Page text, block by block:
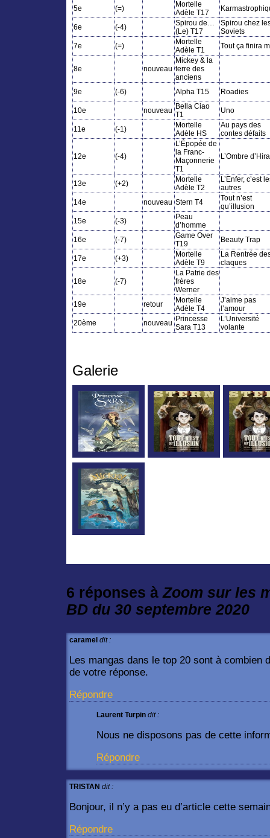
5e (=)
Mortelle
Adèle T17
6e (-4)
Spirou de…
(Le) T17
Spirou chez
Soviets
7e
(=)
Mortelle
Adèle T1
Tout ça finira
8e nouveau
Mickey & la
terre des
anciens
9e
(-6) Alpha T15 Roadies
10e nouveau Bella Ciao
T1
Uno
11e (-1)
Mortelle
Adèle HS
Au pays des
contes défaits
12e (-4)
L’Épopée de
la Franc-
Maçonnerie
T1
L’Ombre
13e (+2)
Mortelle
Adèle T2
L’Enfer, c’est
autres
14e
nouveau Stern T4
Tout n’est
qu’illusion
15e
(-3)
Peau
d’homme
16e
(-7)
Game Over
T19
Beauty Trap
17e (+3)
Mortelle
Adèle T9
La Rentrée
claques
18e (-7)
La Patrie des
frères
Werner
19e
retour
Mortelle
Adèle T4
J’aime pas
l’amour
20ème
nouveau Princesse
Sara T13
L’Université
volante
Galerie
6 réponses àZoom sur les
BD du 30 septembre 2020
caramel dit :
Les mangas dans le top 20 sont à combien
de votre réponse.
Répondre
Laurent Turpin dit :
Nous ne disposons pas de cette
Répondre
TRISTAN dit :
Bonjour, il n’y a pas eu d’article cette
Répondre